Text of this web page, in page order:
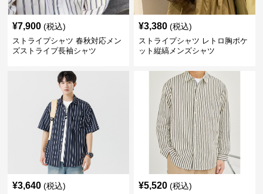
¥7,900 (税込)
ストライプシャツ 春秋対応メン
ズストライプ長袖シャツ
¥3,380 (税込)
ストライプシャツ レトロ胸ポケ
ット縦縞メンズシャツ
¥3,640 (税込) ¥5,520 (税込)